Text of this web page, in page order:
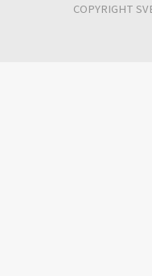
COPYRIGHT